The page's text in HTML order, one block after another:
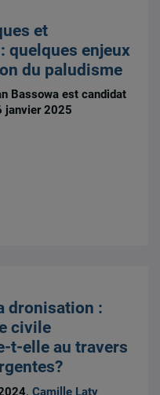
et
quelques enjeux
du paludisme
Bassowa est candidat
janvier 2025
dronisation :
civile
t-elle au travers
Camille Laty